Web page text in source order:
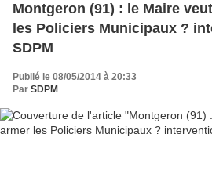
Montgeron (91) : le Maire
les Policiers Municipaux ?
SDPM
Publié le 08/05/2014 à 20:33
Par SDPM